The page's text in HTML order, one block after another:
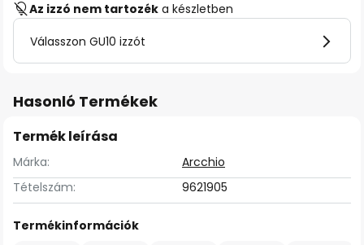
Az izzó nem tartozék a készletben
Válasszon GU10 izzót
Hasonló Termékek
Termék leírása
Márka:
Arcchio
Tételszám:
9621905
Termékinformációk